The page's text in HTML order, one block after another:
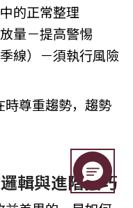
的正常整理
量－提高警惕
線）－須執行風險
時尊重趨勢，趨勢
輯與進階技巧